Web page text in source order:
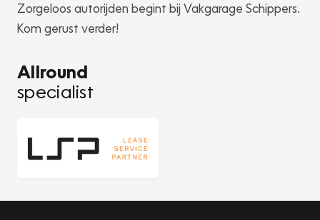
Zorgeloos autorijden begint bij Vakgarage Schippers.
Kom gerust verder!
Allround
specialist